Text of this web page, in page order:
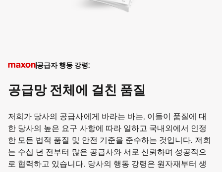
공급자 행동 강령:
공급망 전체에 걸친 품질
저희가 당사의 공급사에게 바라는 바는, 이들이 품질에 대
한 당사의 높은 요구 사항에 따라 일하고 국내외에서 인정
한 모든 법적 품질 및 안전 기준을 준수하는 것입니다. 저희
는 수십 년 전부터 많은 공급사와 서로 신뢰하며 성공적으
로 협력하고 있습니다. 당사의 행동 강령은 원자재부터 생